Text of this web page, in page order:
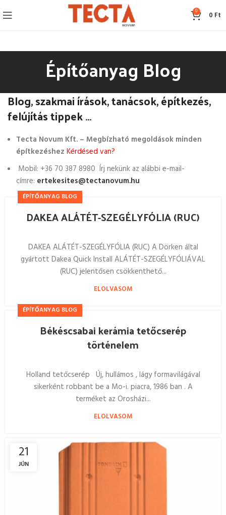
0 0 Ft
Építőanyag Blog
Blog, szakmai írások, tanácsok, építkezés,
felújítás tippek …
Tecta Novum Kft. – Megbízható megoldások minden
építkezéshez Kérdésed van?
Mobil: +36 70 387 8980 Írj nekünk az alábbi e-mail-
címre: ertekesites@tectanovum.hu
ÉPÍTŐANYAG BLOG
DAKEA ALÁTÉT-SZEGÉLYFÓLIA (RUC)
DAKEA ALÁTÉT-SZEGÉLYFÓLIA (RUC) A Dörken által
gyártott Dakea Quick Install ALÁTÉT-SZEGÉLYFÓLIÁVAL
(RUC) jelentősen csökkenthető...
ELOLVASOM
ÉPÍTŐANYAG BLOG
Békéscsabai kerámia tetőcserép
történelem
Holland tetőcserép Új, hullámos , lágy formavilágával
sikerként robbant be a Mo-i. piacra, 1986 ban . A
terméket az Orosházi...
ELOLVASOM
21
JÚN